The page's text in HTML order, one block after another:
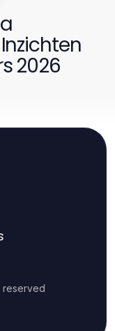
2026
reserved